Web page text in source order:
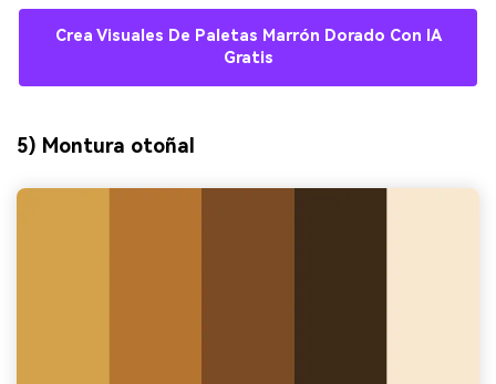
Crea Visuales De Paletas Marrón Dorado Con IA
Gratis
5) Montura otoñal